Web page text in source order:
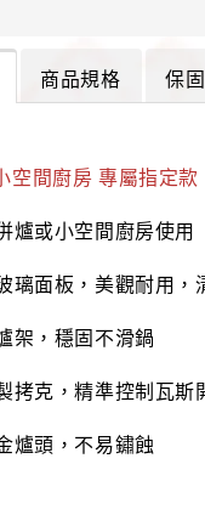
商品規格 保
空間廚房 專屬指定款
爐或小空間廚房使用
璃面板，美觀耐用，
架，穩固不滑鍋
拷克，精準控制瓦斯
爐頭，不易鏽蝕